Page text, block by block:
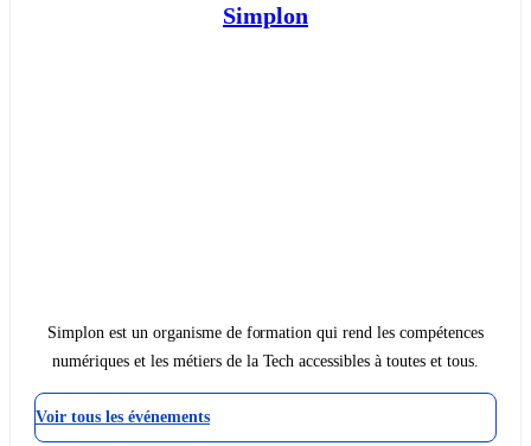
Simplon
Simplon est un organisme de formation qui rend les compétences
numériques et les métiers de la Tech accessibles à toutes et tous.
Voir tous les événements